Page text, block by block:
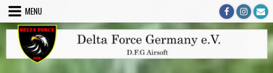
Skip
content
MENU